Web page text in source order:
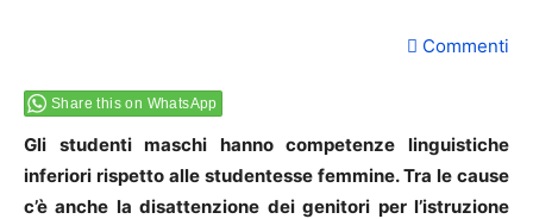
Commenti
Share this on WhatsApp
Gli studenti maschi hanno competenze linguistiche
inferiori rispetto alle studentesse femmine. Tra le cause
c’è anche la disattenzione dei genitori per l’istruzione